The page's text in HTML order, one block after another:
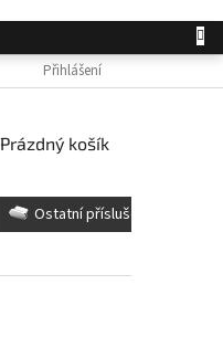
KONTAKTY
Přihlášení
NÁKUPNÍ
Prázdný košík
Ostatní příslušenství